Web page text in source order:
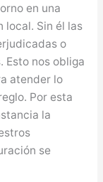
en una
local. Sin él las
o
Esto nos obliga
atender lo
Por esta
la
se